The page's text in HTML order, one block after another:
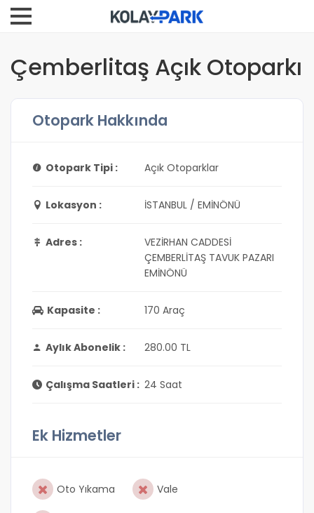
Çemberlitaş Açık Otoparkı
Otopark Hakkında
Otopark Tipi : Açık Otoparklar
Lokasyon : İSTANBUL / EMİNÖNÜ
Adres :
VEZİRHAN CADDESİ
ÇEMBERLİTAŞ TAVUK PAZARI
EMİNÖNÜ
Kapasite : 170 Araç
Aylık Abonelik : 280.00 TL
Çalışma Saatleri : 24 Saat
Ek Hizmetler
Oto Yıkama Vale